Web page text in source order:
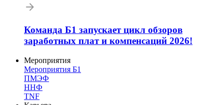
Команда Б1 запускает цикл обзоров
заработных плат и компенсаций 2026!
Мероприятия
Мероприятия Б1
ПМЭФ
ННФ
TNF